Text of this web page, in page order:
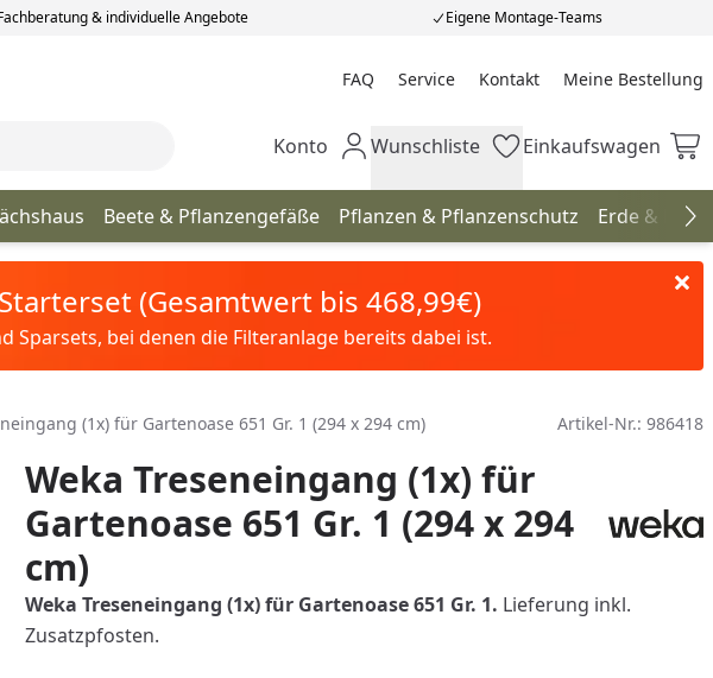
& individuelle Angebote Eigene Montage-Teams
FAQ Service Kontakt Meine Bestellung
Meine Bestellung
Mein Konto
Konto Wunschliste
Wunschliste Einkaufswagen
Einkaufswagen
Beete & Pflanzengefäße Pflanzen & Pflanzenschutz Erde &
(Gesamtwert bis 468,99€)
Sparsets, bei denen die Filteranlage bereits dabei ist.
(1x) für Gartenoase 651 Gr. 1 (294 x 294 cm) Artikel-Nr.: 986418
Weka Treseneingang (1x) für
Gartenoase 651 Gr. 1 (294 x 294
cm)
Weka Treseneingang (1x) für Gartenoase 651 Gr. 1. Lieferung inkl.
Zusatzpfosten.